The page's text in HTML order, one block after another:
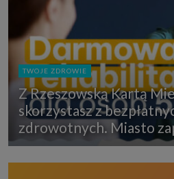
TWOJE ZDROWIE
Z Rzeszowską Kartą
skorzystasz z
zdrowotnych. Miasto